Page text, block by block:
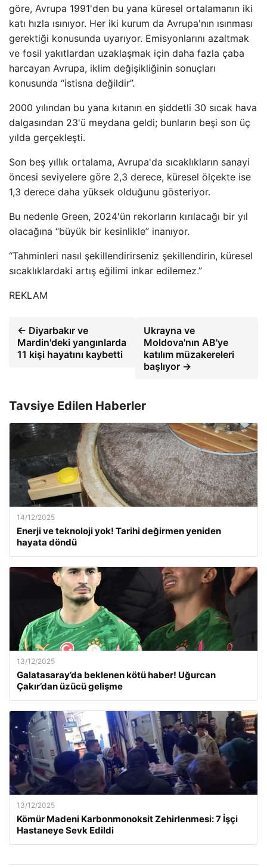
göre, Avrupa 1991'den bu yana küresel ortalamanın iki
katı hızla ısınıyor. Her iki kurum da Avrupa'nın ısınması
gerektiği konusunda uyarıyor. Emisyonlarını azaltmak
ve fosil yakıtlardan uzaklaşmak için daha fazla çaba
harcayan Avrupa, iklim değişikliğinin sonuçları
konusunda “istisna değildir”.
2000 yılından bu yana kıtanın en şiddetli 30 sıcak hava
dalgasından 23'ü meydana geldi; bunların beşi son üç
yılda gerçekleşti.
Son beş yıllık ortalama, Avrupa'da sıcaklıkların sanayi
öncesi seviyelere göre 2,3 derece, küresel ölçekte ise
1,3 derece daha yüksek olduğunu gösteriyor.
Bu nedenle Green, 2024'ün rekorların kırılacağı bir yıl
olacağına “büyük bir kesinlikle” inanıyor.
“Tahminleri nasıl şekillendirirseniz şekillendirin, küresel
sıcaklıklardaki artış eğilimi inkar edilemez.”
REKLAM
← Diyarbakır ve
Mardin'deki yangınlarda
11 kişi hayatını kaybetti
Ukrayna ve
Moldova'nın AB'ye
katılım müzakereleri
başlıyor →
Tavsiye Edilen Haberler
14/12/2025
Enerji ve teknoloji yok! Tarihi değirmen yeniden
hayata döndü
13/12/2025
Galatasaray’da beklenen kötü haber! Uğurcan
Çakır’dan üzücü gelişme
13/12/2025
Kömür Madeni Karbonmonoksit Zehirlenmesi: 7 İşçi
Hastaneye Sevk Edildi